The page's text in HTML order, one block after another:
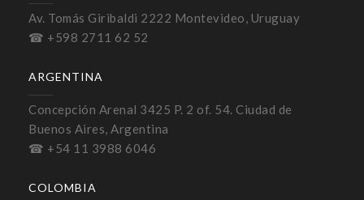
Av. Tomás Giribaldi 2222 Montevideo, Uruguay
☎ +598 2711 62 52
ARGENTINA
Concepción Arenal 3425 P. 2 of. 54. Ciudad de
Buenos Aires, Argentina
☎ +54 11 3988 6046
COLOMBIA